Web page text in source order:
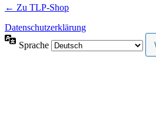
← Zu TLP-Shop
Datenschutzerklärung
Sprache